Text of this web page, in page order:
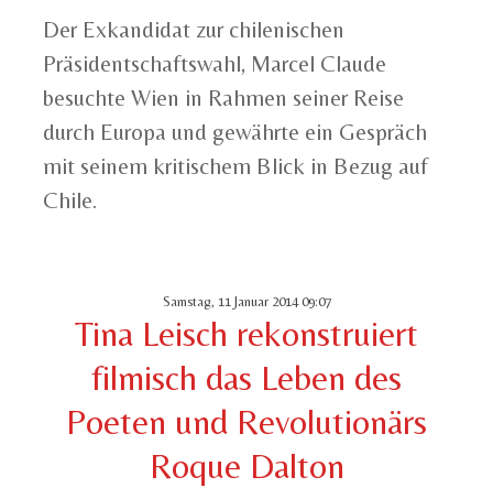
Der Exkandidat zur chilenischen
Präsidentschaftswahl, Marcel Claude
besuchte Wien in Rahmen seiner Reise
durch Europa und gewährte ein Gespräch
mit seinem kritischem Blick in Bezug auf
Chile.
Samstag, 11 Januar 2014 09:07
Tina Leisch rekonstruiert
filmisch das Leben des
Poeten und Revolutionärs
Roque Dalton